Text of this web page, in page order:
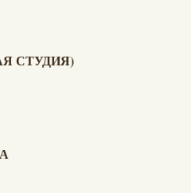
СТУДИЯ)